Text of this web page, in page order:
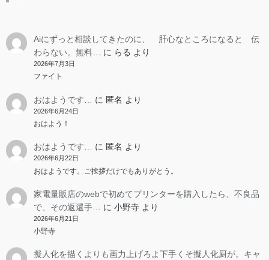
Aiにずっと相談してきたのに、 肝心なところになると 伝
わらない。無料…
に らる より
2026年7月3日
ファイト
おはようです… に 匿名 より
2026年6月24日
おはよう！
おはようです… に 匿名 より
2026年6月22日
おはようです。ご挨拶だけでもありがとう。
家電量販店のwebで初めてプリンターを購入したら、不良品
で、その返還手…
に 小野寺より
2026年6月21日
小野寺
擬人化を描くよりも画力上げろよ下手くそ擬人化厨が。キャ